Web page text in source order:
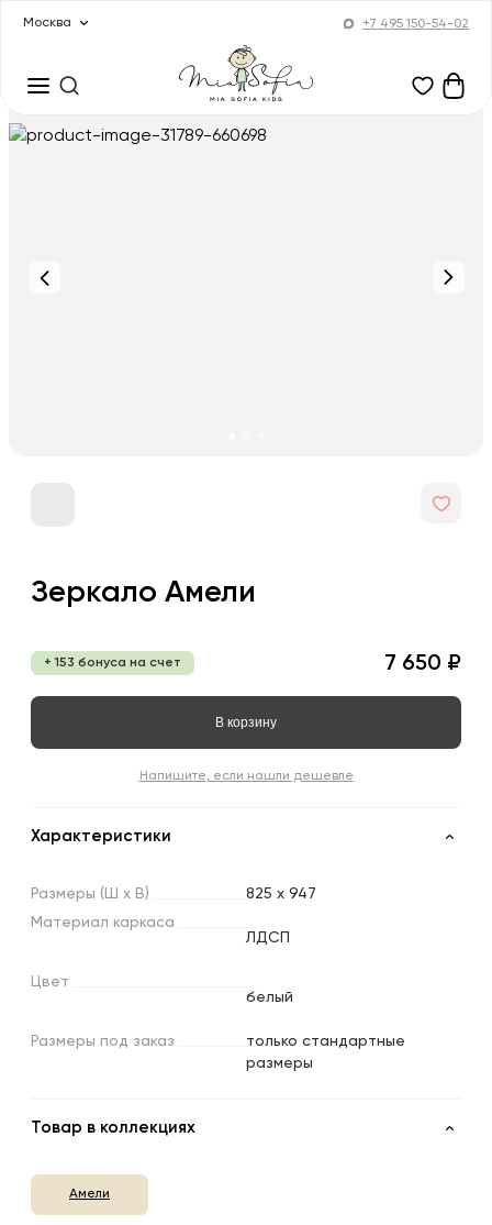
Москва +7 495 150-54-02
Зеркало Амели
+ 153 бонуса на счет 7 650 ₽
В корзину
Напишите, если нашли дешевле
Характеристики
Размеры (Ш х В)
825 x 947
Материал каркаса
ЛДСП
Цвет
белый
Размеры под заказ
только стандартные
размеры
Товар в коллекциях
Амели